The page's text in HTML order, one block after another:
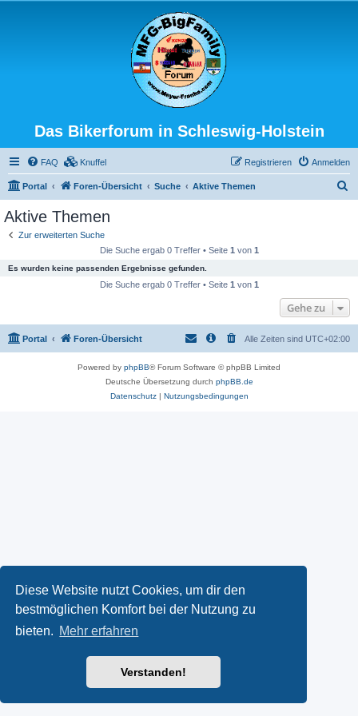
Diese Website nutzt Cookies, um dir den
bestmöglichen Komfort bei der Nutzung zu
bieten. Mehr erfahren
Verstanden!
Das Bikerforum in Schleswig-Holstein
FAQ Knuffel Anmelden
Registrieren
Portal Foren-Übersicht Suche Aktive Themen
Aktive Themen
Zur erweiterten Suche
Die Suche ergab 0 Treffer • Seite 1 von 1
Es wurden keine passenden Ergebnisse gefunden.
Die Suche ergab 0 Treffer • Seite 1 von 1
Gehe zu
Portal Foren-Übersicht Alle Zeiten sind UTC+02:00
Powered by phpBB® Forum Software © phpBB Limited
Deutsche Übersetzung durch phpBB.de
Datenschutz| Nutzungsbedingungen